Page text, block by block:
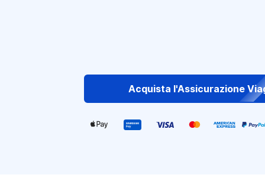
Acquista l'Assicurazione